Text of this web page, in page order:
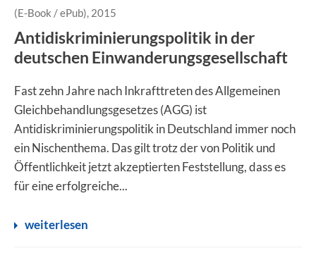
(E-Book / ePub), 2015
Antidiskriminierungspolitik in der
deutschen Einwanderungsgesellschaft
Fast zehn Jahre nach Inkrafttreten des Allgemeinen
Gleichbehandlungsgesetzes (AGG) ist
Antidiskriminierungspolitik in Deutschland immer noch
ein Nischenthema. Das gilt trotz der von Politik und
Öffentlichkeit jetzt akzeptierten Feststellung, dass es
für eine erfolgreiche...
weiterlesen